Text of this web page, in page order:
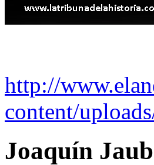
http://
content/
Joaquín